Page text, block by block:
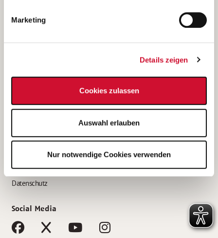
Marketing
Details zeigen
Cookies zulassen
Auswahl erlauben
Nur notwendige Cookies verwenden
Bewerbung als Altenpflegehelfer*in
Bewerbung als Erzieher*in
AWO Gliederungen nach Bundesland
Impressum
Datenschutz
Social Media